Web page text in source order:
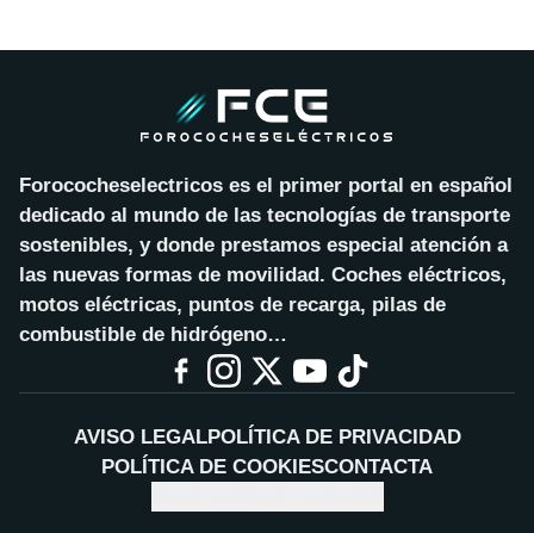
Forococheselectricos es el primer portal en español
dedicado al mundo de las tecnologías de transporte
sostenibles, y donde prestamos especial atención a
las nuevas formas de movilidad. Coches eléctricos,
motos eléctricas, puntos de recarga, pilas de
combustible de hidrógeno…
AVISO LEGALPOLÍTICA DE PRIVACIDAD
POLÍTICA DE COOKIESCONTACTA